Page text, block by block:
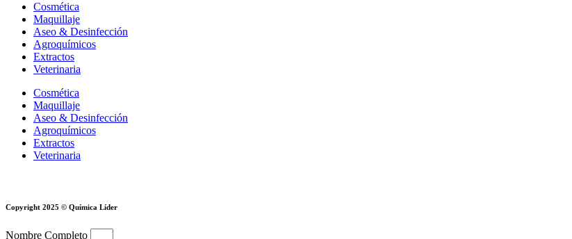
Cosmética
Maquillaje
Aseo & Desinfección
Agroquímicos
Extractos
Veterinaria
Cosmética
Maquillaje
Aseo & Desinfección
Agroquímicos
Extractos
Veterinaria
Copyright 2025 © Química Líder
Nombre Completo